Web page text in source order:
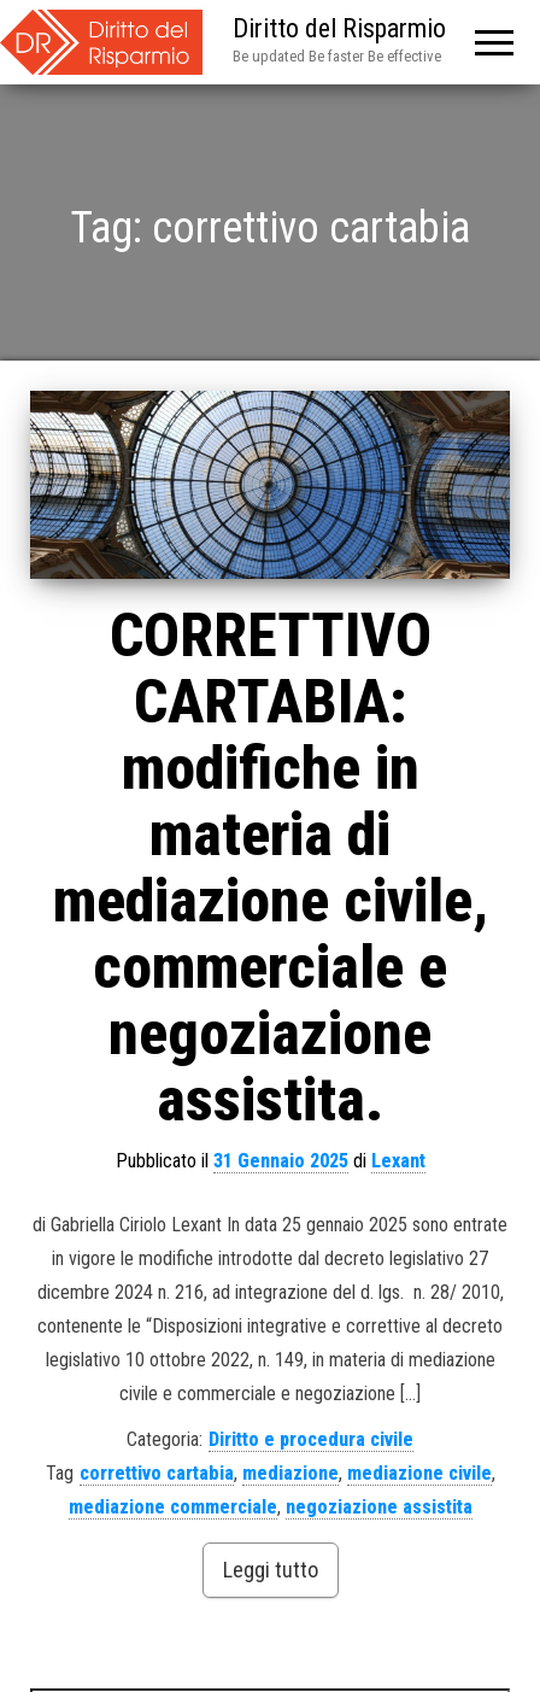
Diritto del Risparmio
Be updated Be faster Be effective
Tag: correttivo cartabia
CORRETTIVO
CARTABIA:
modifiche in
materia di
mediazione civile,
commerciale e
negoziazione
assistita.
Pubblicato il 31 Gennaio 2025di Lexant
di Gabriella Ciriolo Lexant In data 25 gennaio 2025 sono entrate
in vigore le modifiche introdotte dal decreto legislativo 27
dicembre 2024 n. 216, ad integrazione del d. lgs. n. 28/ 2010,
contenente le “Disposizioni integrative e correttive al decreto
legislativo 10 ottobre 2022, n. 149, in materia di mediazione
civile e commerciale e negoziazione […]
Categoria: Diritto e procedura civile
Tag correttivo cartabia, mediazione, mediazione civile,
mediazione commerciale, negoziazione assistita
Leggi tutto